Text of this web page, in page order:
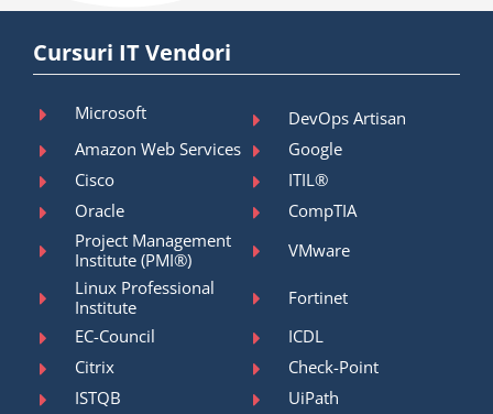
Cursuri IT Vendori
Microsoft
DevOps Artisan
Amazon Web Services
Google
Cisco
ITIL®
Oracle
CompTIA
Project Management
Institute (PMI®)
VMware
Linux Professional
Institute
Fortinet
EC-Council
ICDL
Citrix
Check-Point
ISTQB
UiPath